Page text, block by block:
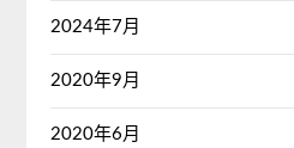
2024年7月
2020年9月
2020年6月